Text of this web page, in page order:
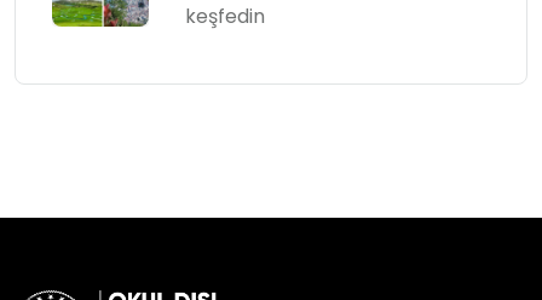
keşfedin